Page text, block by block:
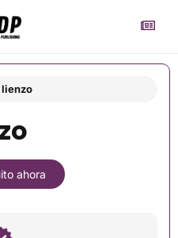
lienzo
ahora